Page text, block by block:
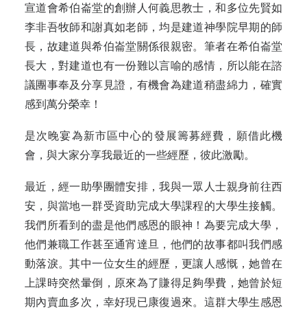
宣道會希伯崙堂的創辦人何義思教士，和多位先賢如
李非吾牧師和謝真如老師，均是建道神學院早期的師
長，故建道與希伯崙堂關係很親密。筆者在希伯崙堂
長大，對建道也有一份難以言喻的感情，所以能在諮
議團事奉及分享見證，有機會為建道稍盡綿力，確實
感到萬分榮幸！
是次晚宴為新市區中心的發展籌募經費，願借此機
會，與大家分享我最近的一些經歷，彼此激勵。
最近，經一助學團體安排，我與一眾人士親身前往西
安，與當地一群受資助完成大學課程的大學生接觸。
我們所看到的盡是他們感恩的眼神！為要完成大學，
他們兼職工作甚至通宵達旦，他們的故事都叫我們感
動落淚。其中一位女生的經歷，更讓人感慨，她曾在
上課時突然暈倒，原來為了賺得足夠學費，她曾於短
期內賣血多次，幸好現已康復過來。這群大學生感恩